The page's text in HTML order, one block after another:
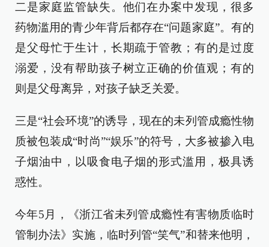
二是家庭监管缺失。他们在办案中发现，很多
药物滥用的青少年背后都存在“问题家庭”。有的
是父母忙于生计，长期疏于管教；有的是过度
溺爱，没有帮助孩子树立正确的价值观；有的
则是父母离异，对孩子缺乏关爱。
三是“社会环境”的诱导，现在的未列管成瘾性物
质被包装成“时尚”“娱乐”的符号，大多被掺入电
子烟油中，以吸食电子烟的形式滥用，极具诱
惑性。
今年5月，《浙江省未列管成瘾性有害物质临时
管制办法》实施，临时列管“笑气”和替来他明，